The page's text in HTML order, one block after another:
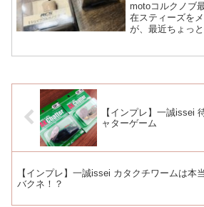
motoコルクノブ
在スティーズを
が、最近ちょっ
て保管していま
ようかなと思っ
【インプレ】一誠issei
ャターゲーム
【インプレ】一誠issei カタクチワームは本
バクネ！？